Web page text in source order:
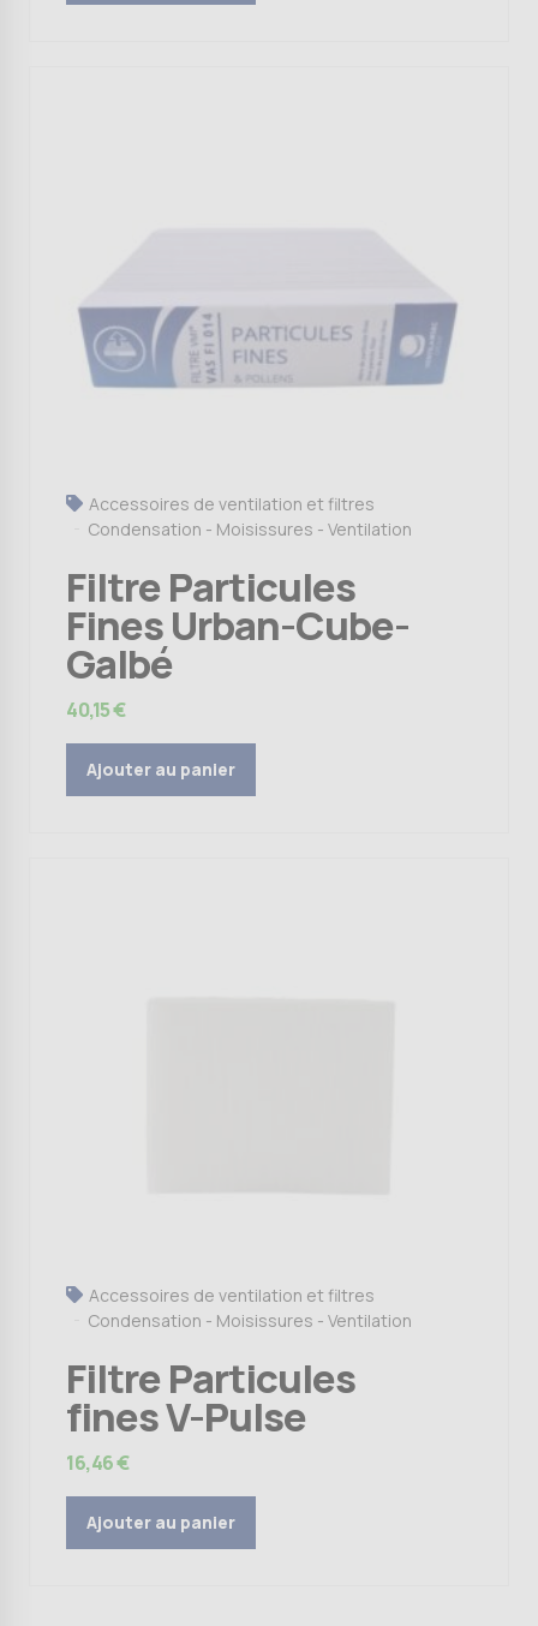
Accessoires de ventilation et filtres
Condensation - Moisissures - Ventilation
Filtre Particules
Fines Urban-Cube-
Galbé
40,15€
Ajouter au panier
Accessoires de ventilation et filtres
Condensation - Moisissures - Ventilation
Filtre Particules
fines V-Pulse
16,46€
Ajouter au panier